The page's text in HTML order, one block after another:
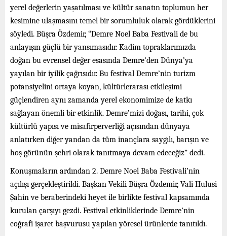
yerel değerlerin yaşatılması ve kültür sanatın toplumun her
kesimine ulaşmasını temel bir sorumluluk olarak gördüklerini
söyledi. Büşra Özdemir, “Demre Noel Baba Festivali de bu
anlayışın güçlü bir yansımasıdır. Kadim topraklarımızda
doğan bu evrensel değer esasında Demre’den Dünya’ya
yayılan bir iyilik çağrısıdır. Bu festival Demre’nin turizm
potansiyelini ortaya koyan, kültürlerarası etkileşimi
güçlendiren aynı zamanda yerel ekonomimize de katkı
sağlayan önemli bir etkinlik. Demre’mizi doğası, tarihi, çok
kültürlü yapısı ve misafirperverliği açısından dünyaya
anlatırken diğer yandan da tüm inançlara saygılı, barışın ve
hoş görünün şehri olarak tanıtmaya devam edeceğiz” dedi.
Konuşmaların ardından 2. Demre Noel Baba Festivali’nin
açılışı gerçekleştirildi. Başkan Vekili Büşra Özdemir, Vali Hulusi
Şahin ve beraberindeki heyet ile birlikte festival kapsamında
kurulan çarşıyı gezdi. Festival etkinliklerinde Demre’nin
coğrafi işaret başvurusu yapılan yöresel ürünlerde tanıtıldı.